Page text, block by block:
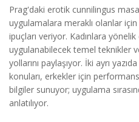
Prag'daki erotik cunnilingus
uygulamalara meraklı olanlar
ipuçları veriyor. Kadınlara
uygulanabilecek temel teknikler
yollarını paylaşıyor. İki ayrı
konuları, erkekler için
bilgiler sunuyor; uygulama
anlatılıyor.